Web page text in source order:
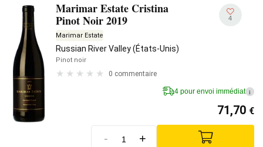
Marimar Estate Cristina
Pinot Noir 2019
Marimar Estate
Russian River Valley (États-Unis)
Pinot noir
0 commentaire
4
4 pour envoi immédiat i
71,70 €
- +